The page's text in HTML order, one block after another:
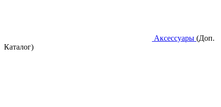
Аксессуары (Доп.
Каталог)